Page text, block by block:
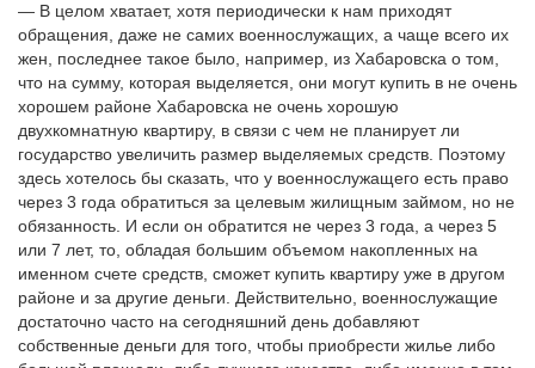
— В целом хватает, хотя периодически к нам приходят
обращения, даже не самих военнослужащих, а чаще всего их
жен, последнее такое было, например, из Хабаровска о том,
что на сумму, которая выделяется, они могут купить в не очень
хорошем районе Хабаровска не очень хорошую
двухкомнатную квартиру, в связи с чем не планирует ли
государство увеличить размер выделяемых средств. Поэтому
здесь хотелось бы сказать, что у военнослужащего есть право
через 3 года обратиться за целевым жилищным займом, но не
обязанность. И если он обратится не через 3 года, а через 5
или 7 лет, то, обладая большим объемом накопленных на
именном счете средств, сможет купить квартиру уже в другом
районе и за другие деньги. Действительно, военнослужащие
достаточно часто на сегодняшний день добавляют
собственные деньги для того, чтобы приобрести жилье либо